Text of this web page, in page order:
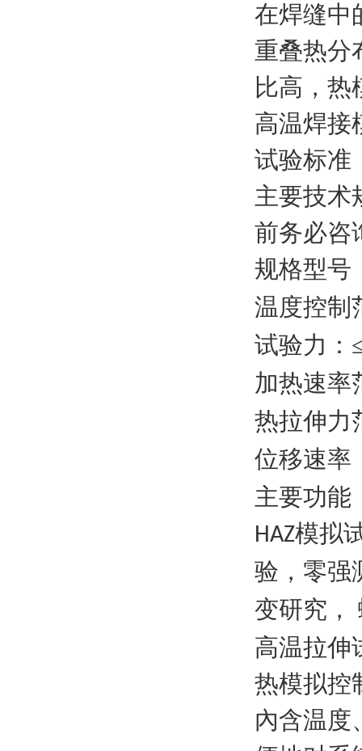
在焊缝中
重叠热分
比高，热
高温焊接
试验标准
主要技术
前务必咨
规格型号
温度控制
试验力 ：
加热速率
热拉伸力
位移速率
主要功能
HAZ模拟
验，零强
变研究，
高温拉伸
热模拟控
內含温度